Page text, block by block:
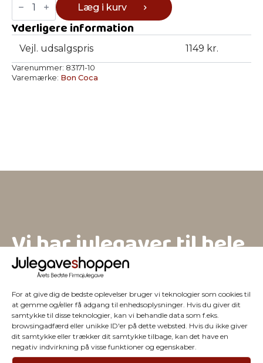
For at give dig de bedste oplevelser bruger vi teknologier som cookies til
at gemme og/eller få adgang til enhedsoplysninger. Hvis du giver dit
samtykke til disse teknologier, kan vi behandle data som f.eks.
browsingadfærd eller unikke ID'er på dette websted. Hvis du ikke giver
dit samtykke eller trækker dit samtykke tilbage, kan det have en
negativ indvirkning på visse funktioner og egenskaber.
stof
pose
med
2900
Toms
Festival
Mix
antal
Læg i kurv
Yderligere information
Vejl. udsalgspris 1149 kr.
Varenummer: 83171-10
Varemærke: Bon Coca
Vi har julegaver til hele
firmaet